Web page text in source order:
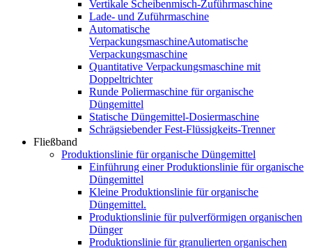
Vertikale Scheibenmisch-Zuführmaschine
Lade- und Zuführmaschine
Automatische
VerpackungsmaschineAutomatische
Verpackungsmaschine
Quantitative Verpackungsmaschine mit
Doppeltrichter
Runde Poliermaschine für organische
Düngemittel
Statische Düngemittel-Dosiermaschine
Schrägsiebender Fest-Flüssigkeits-Trenner
Fließband
Produktionslinie für organische Düngemittel
Einführung einer Produktionslinie für organische
Düngemittel
Kleine Produktionslinie für organische
Düngemittel.
Produktionslinie für pulverförmigen organischen
Dünger
Produktionslinie für granulierten organischen